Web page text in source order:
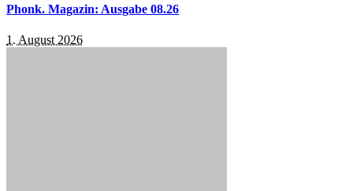
Phonk. Magazin: Ausgabe 08.26
1. August 2026